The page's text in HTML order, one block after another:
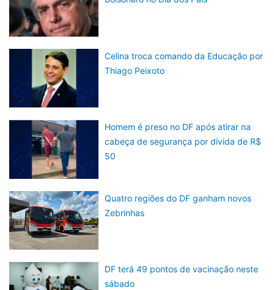
Celina troca comando da Educação por
Thiago Peixoto
Homem é preso no DF após atirar na
cabeça de segurança por divida de R$
50
Quatro regiões do DF ganham novos
Zebrinhas
DF terá 49 pontos de vacinação neste
sábado